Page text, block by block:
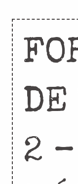
2 –